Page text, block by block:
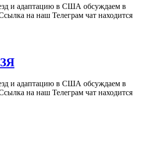
и адаптацию в США обсуждаем в
на наш Телеграм чат находится
и адаптацию в США обсуждаем в
на наш Телеграм чат находится